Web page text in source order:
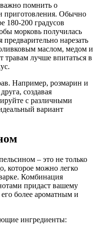
помнить о
приготовления. Обычно
180-200 градусов
морковь получилась
нарезать
маслом, медом и
лучше впитаться в
Например, розмарин и
создавая
с различными
вариант
– это не только
которое можно легко
Комбинация
придаст вашему
более ароматным и
ингредиенты: